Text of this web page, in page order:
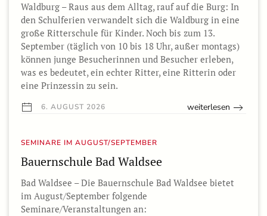
Waldburg – Raus aus dem Alltag, rauf auf die Burg: In
den Schulferien verwandelt sich die Waldburg in eine
große Ritterschule für Kinder. Noch bis zum 13.
September (täglich von 10 bis 18 Uhr, außer montags)
können junge Besucherinnen und Besucher erleben,
was es bedeutet, ein echter Ritter, eine Ritterin oder
eine Prinzessin zu sein.
6. AUGUST 2026 weiterlesen
SEMINARE IM AUGUST/SEPTEMBER
Bauernschule Bad Waldsee
Bad Waldsee – Die Bauernschule Bad Waldsee bietet
im August/September folgende
Seminare/Veranstaltungen an: